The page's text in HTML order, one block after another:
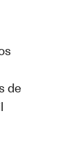
de